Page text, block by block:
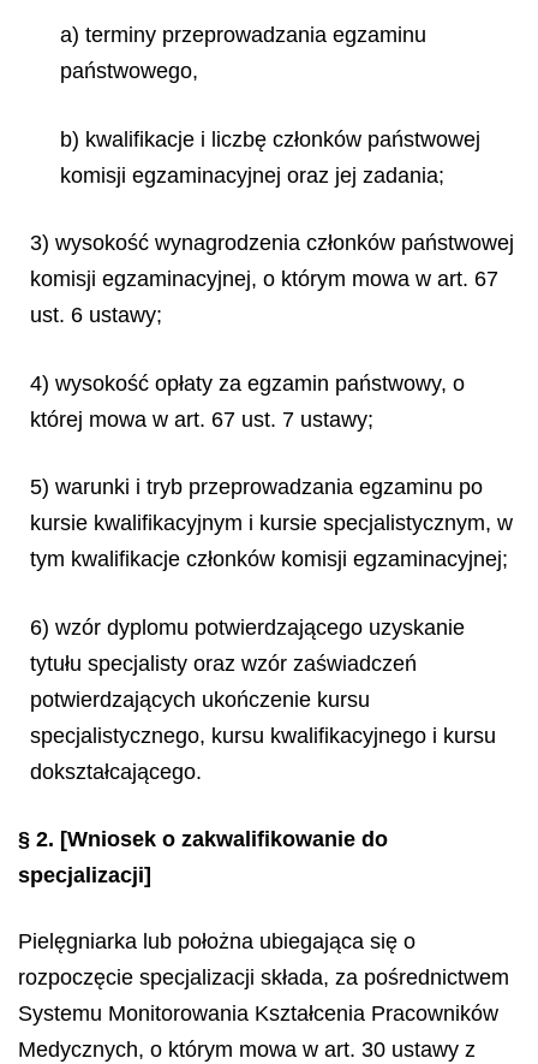
a) terminy przeprowadzania egzaminu
państwowego,
b) kwalifikacje i liczbę członków państwowej
komisji egzaminacyjnej oraz jej zadania;
3) wysokość wynagrodzenia członków państwowej
komisji egzaminacyjnej, o którym mowa w art. 67
ust. 6 ustawy;
4) wysokość opłaty za egzamin państwowy, o
której mowa w art. 67 ust. 7 ustawy;
5) warunki i tryb przeprowadzania egzaminu po
kursie kwalifikacyjnym i kursie specjalistycznym, w
tym kwalifikacje członków komisji egzaminacyjnej;
6) wzór dyplomu potwierdzającego uzyskanie
tytułu specjalisty oraz wzór zaświadczeń
potwierdzających ukończenie kursu
specjalistycznego, kursu kwalifikacyjnego i kursu
dokształcającego.
§ 2. [Wniosek o zakwalifikowanie do
specjalizacji]
Pielęgniarka lub położna ubiegająca się o
rozpoczęcie specjalizacji składa, za pośrednictwem
Systemu Monitorowania Kształcenia Pracowników
Medycznych, o którym mowa w art. 30 ustawy z